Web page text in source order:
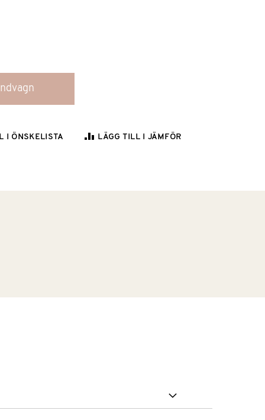
I ÖNSKELISTA LÄGG TILL I JÄMFÖR